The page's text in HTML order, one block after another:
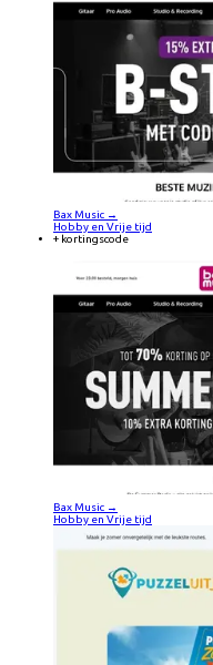
Bax Music →
Hobby en Vrije tijd
+ kortingscode
Bax Music →
Hobby en Vrije tijd